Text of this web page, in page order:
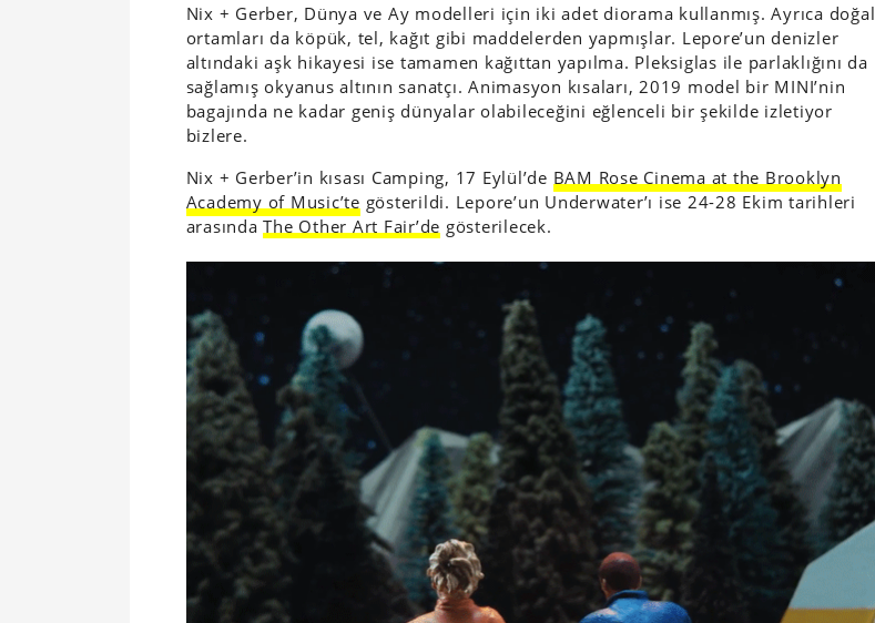
Nix + Gerber, Dünya ve Ay modelleri için iki adet diorama kullanmış. Ayrıca doğal
ortamları da köpük, tel, kağıt gibi maddelerden yapmışlar. Lepore’un denizler
altındaki aşk hikayesi ise tamamen kağıttan yapılma. Pleksiglas ile parlaklığını da
sağlamış okyanus altının sanatçı. Animasyon kısaları, 2019 model bir MINI’nin
bagajında ne kadar geniş dünyalar olabileceğini eğlenceli bir şekilde izletiyor
bizlere.
Nix + Gerber’in kısası Camping, 17 Eylül’de BAM Rose Cinema at the Brooklyn
Academy of Music’te gösterildi. Lepore’un Underwater’ı ise 24-28 Ekim tarihleri
arasındaThe Other Art Fair’de gösterilecek.